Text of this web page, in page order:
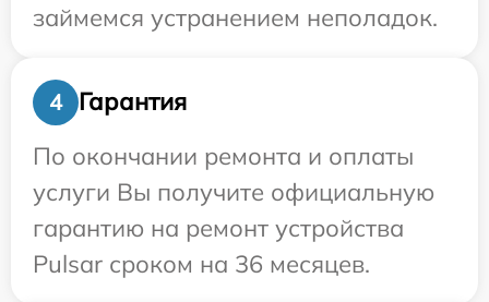
займемся устранением неполадок.
4
Гарантия
По окончании ремонта и оплаты
услуги Вы получите официальную
гарантию на ремонт устройства
Pulsar сроком на 36 месяцев.